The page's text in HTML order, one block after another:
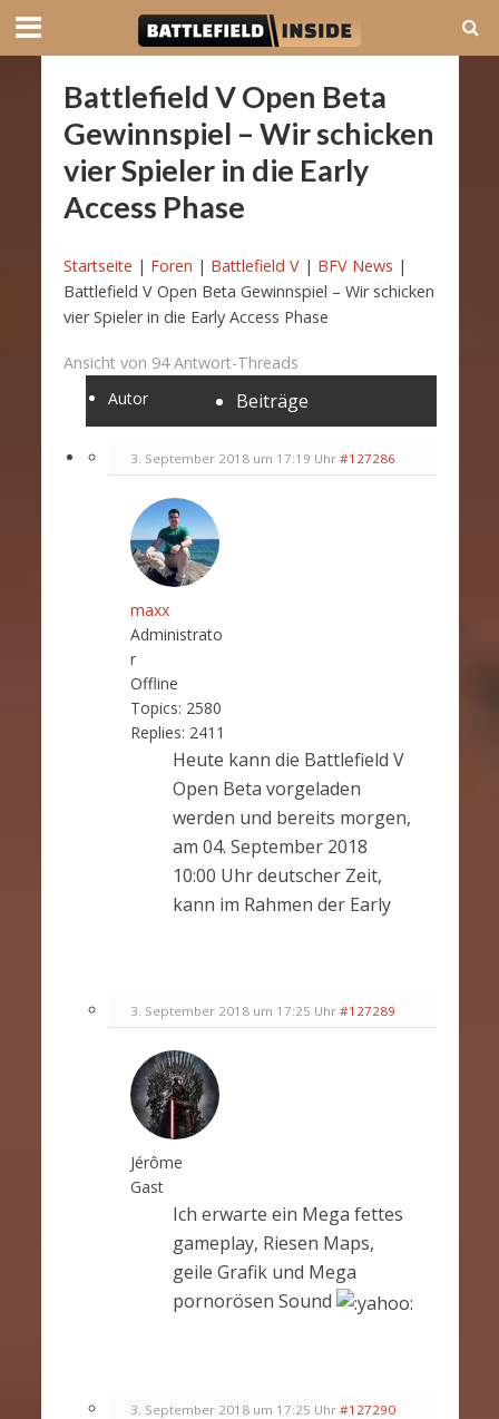
Battlefield V Open Beta
Gewinnspiel – Wir schicken
vier Spieler in die Early
Access Phase
Startseite | Foren | Battlefield V | BFV News |
Battlefield V Open Beta Gewinnspiel – Wir schicken
vier Spieler in die Early Access Phase
Ansicht von 94 Antwort-Threads
Autor
Beiträge
3. September 2018 um 17:19 Uhr #127286
maxx
Administrato
r
Offline
Topics: 2580
Replies: 2411
Heute kann die Battlefield V
Open Beta vorgeladen
werden und bereits morgen,
am 04. September 2018
10:00 Uhr deutscher Zeit,
kann im Rahmen der Early
3. September 2018 um 17:25 Uhr #127289
Jérôme
Gast
Ich erwarte ein Mega fettes
gameplay, Riesen Maps,
geile Grafik und Mega
pornorösen Sound
3. September 2018 um 17:25 Uhr #127290